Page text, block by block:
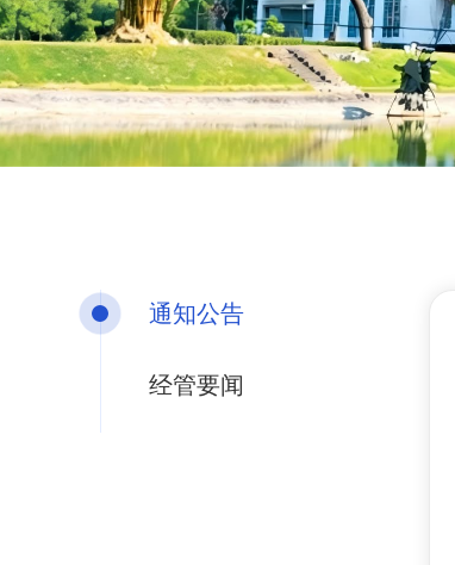
通知公告
经管要闻